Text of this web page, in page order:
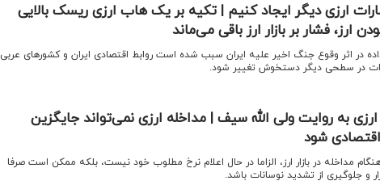
ارزی دیگر ایجاد کنیم | تکیه بر یک هاب ارزی ریسک بالایی
ارز، فشار بر بازار ارز باقی می‌ماند
در اثر وقوع جنگ اخیر علیه ایران سبب شده است روابط اقتصادی ایران و کشورهای عربی
در سطحی دیگر دستخوش تغییر شود.
به روایت ولی الله سیف | مداخله ارزی نمی‌تواند جایگزین
شود
مداخله در بازار ارز، الزاما در حال اعلام نرخ مطلوب خود نیست، بلکه ممکن است صرفا
و جلوگیری از تشدید نوسانات باشد.